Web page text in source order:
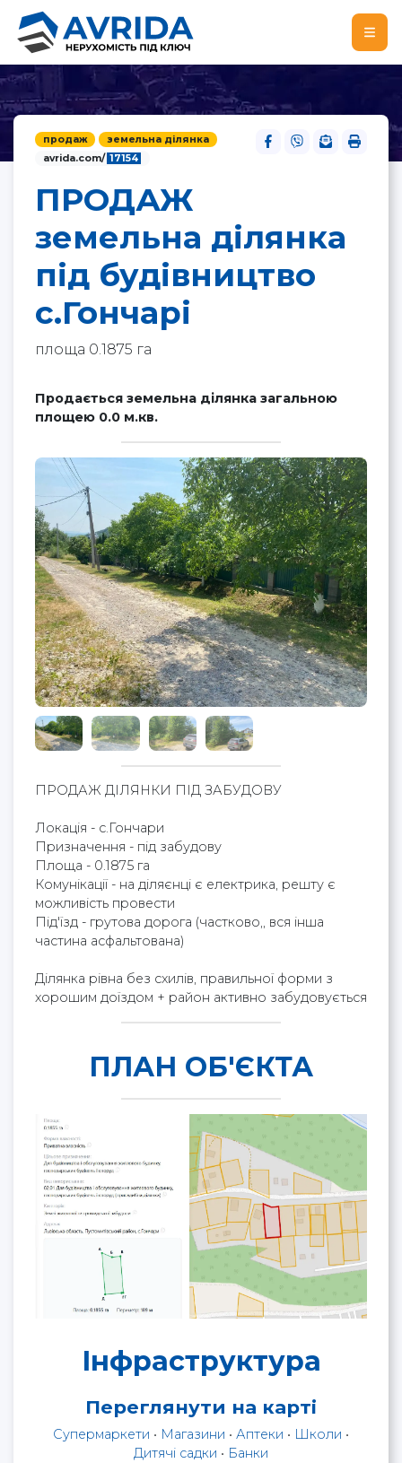
продаж
земельна ділянка
avrida.com/ 17154
ПРОДАЖ
земельна ділянка
під будівництво
с.Гончарі
площа 0.1875 га
Продається земельна ділянка загальною
площею 0.0 м.кв.
ПРОДАЖ ДІЛЯНКИ ПІД ЗАБУДОВУ
Локація - с.Гончари
Призначення - під забудову
Площа - 0.1875 га
Комунікації - на діляєнці є електрика, решту є
можливість провести
Під'їзд - грутова дорога (частково,, вся інша
частина асфальтована)
Ділянка рівна без схилів, правильної форми з
хорошим доїздом + район активно забудовується
ПЛАН ОБ'ЄКТА
Інфраструктура
Переглянути на карті
Супермаркети • Магазини • Аптеки • Школи •
Дитячі садки • Банки